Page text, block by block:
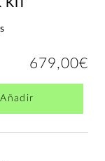
KIT
679,00€
Añadir